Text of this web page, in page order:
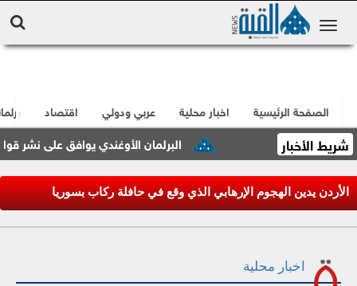
الصفحة الرئيسية اخبار محلية عربي ودولي اقتصاد
شريط الأخبار البرلمان الأوغندي يوافق على نشر قوات في قطاع
الأردن يدين الهجوم الإرهابي الذي وقع في حافلة ركاب بسوريا
اخبار محلية